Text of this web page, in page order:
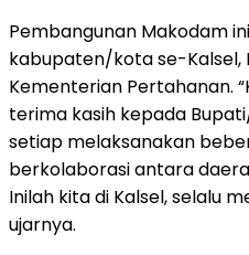
Pembangunan Makodam
kabupaten/kota se-Kalsel,
Kementerian Pertahanan.
terima kasih kepada
setiap melaksanakan
berkolaborasi antara
Inilah kita di Kalsel, selalu
ujarnya.